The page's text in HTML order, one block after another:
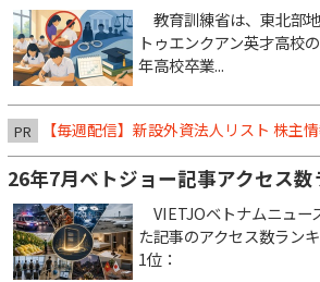
教育訓練省は、東北部
トゥエンクアン英才高校
年高校卒業...
PR 【毎週配信】新設外資法人リスト 株主
26年7月ベトジョー記事アクセス数
VIETJOベトナムニュー
た記事のアクセス数ラン
1位：